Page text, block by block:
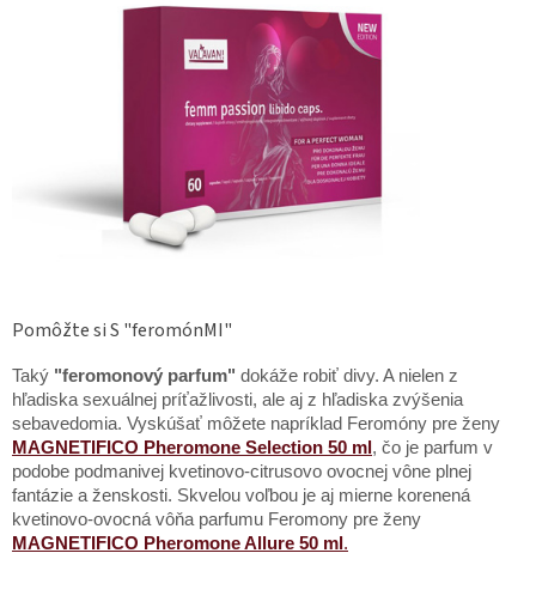
Pomôžte si S "feromónMI"
Taký "feromonový parfum" dokáže robiť divy. A nielen z
hľadiska sexuálnej príťažlivosti, ale aj z hľadiska zvýšenia
sebavedomia. Vyskúšať môžete napríklad Feromóny pre ženy
MAGNETIFICO Pheromone Selection 50 ml , čo je parfum v
podobe podmanivej kvetinovo-citrusovo ovocnej vône plnej
fantázie a ženskosti. Skvelou voľbou je aj mierne korenená
kvetinovo-ovocná vôňa parfumu Feromony pre ženy
MAGNETIFICO Pheromone Allure 50 ml .